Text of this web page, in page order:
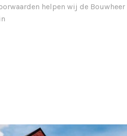
helpen wij de Bouwheer